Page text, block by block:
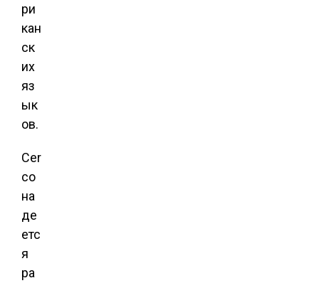
ри
кан
ск
их
яз
ык
ов.
Cer
co
на
де
етс
я
ра